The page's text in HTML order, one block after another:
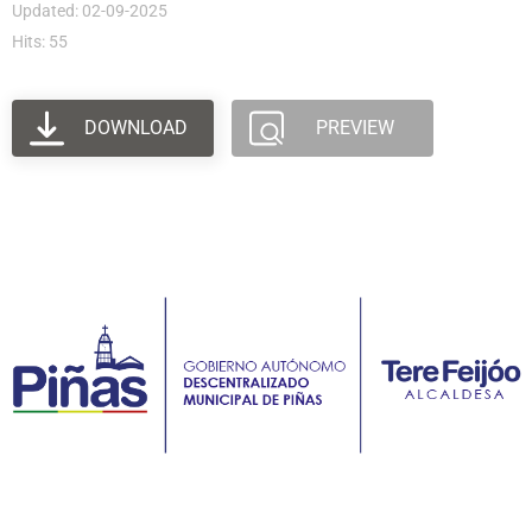
Updated: 02-09-2025
Hits: 55
DOWNLOAD PREVIEW